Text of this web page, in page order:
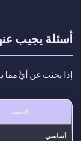
أسئلة يجيب
إذا بحثت عن أيٍّ مما
القصد
أساسي